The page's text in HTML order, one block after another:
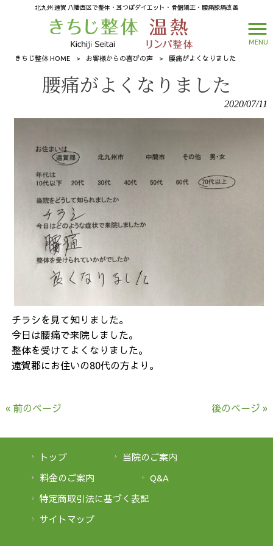
北九州 遠賀 八幡西区で整体・耳つぼダイエット・骨盤矯正・腰痛膝痛改善
MENU
きちじ整体 HOME > お客様からの喜びの声 > 腰痛がよくなりました
腰痛がよくなりました
2020/07/11
チラシを見て知りました。
今日は腰痛で来院しました。
整体を受けてよくなりました。
遠賀郡にお住いの80代の方より。
« 前のページ 後のページ »
トップ
当院のご案内
料金のご案内
Q&A
特定商取引法に基づく表記
サイトマップ